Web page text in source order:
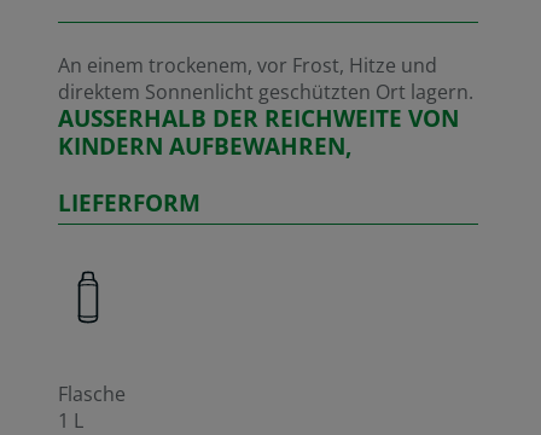
An einem trockenem, vor Frost, Hitze und
direktem Sonnenlicht geschützten Ort lagern.
AUSSERHALB DER REICHWEITE VON
KINDERN AUFBEWAHREN,
LIEFERFORM
Flasche
1 L